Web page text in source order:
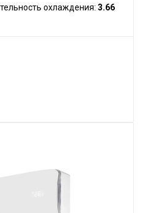
охлаждения: 3.66